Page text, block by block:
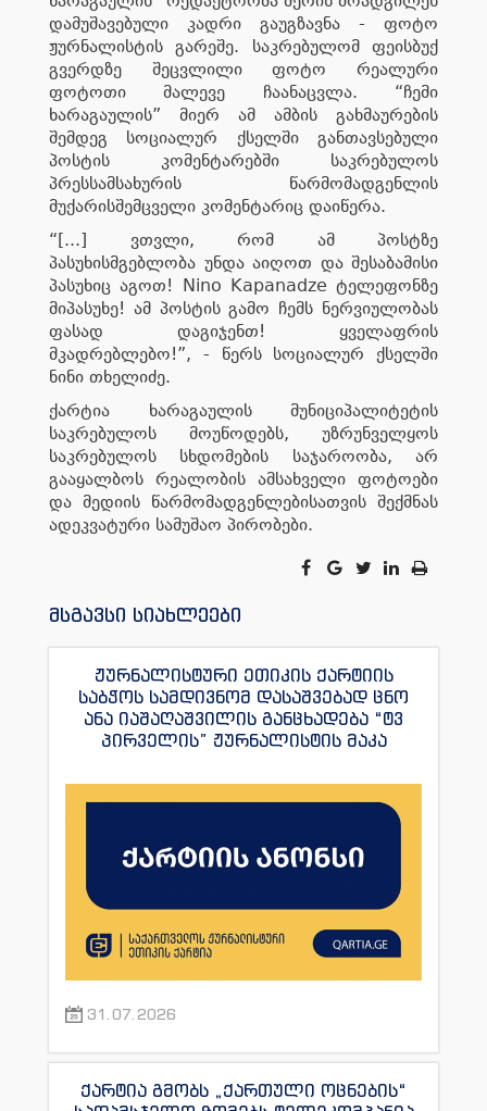
დამუშავებული კადრი გაუგზავნა - ფოტო
ჟურნალისტის გარეშე. საკრებულომ ფეისბუქ
გვერდზე შეცვლილი ფოტო რეალური
ფოტოთი მალევე ჩაანაცვლა. “ჩემი
ხარაგაულის” მიერ ამ ამბის გახმაურების
შემდეგ სოციალურ ქსელში განთავსებული
პოსტის კომენტარებში საკრებულოს
პრესსამსახურის წარმომადგენლის
მუქარისშემცველი კომენტარიც დაიწერა.
“[...] ვთვლი, რომ ამ პოსტზე
პასუხისმგებლობა უნდა აიღოთ და შესაბამისი
პასუხიც აგოთ! Nino Kapanadze ტელეფონზე
მიპასუხე! ამ პოსტის გამო ჩემს ნერვიულობას
ფასად დაგიჯენთ! ყველაფრის
მკადრებლებო!”, - წერს სოციალურ ქსელში
ნინი თხელიძე.
ქარტია ხარაგაულის მუნიციპალიტეტის
საკრებულოს მოუწოდებს, უზრუნველყოს
საკრებულოს სხდომების საჯაროობა, არ
გააყალბოს რეალობის ამსახველი ფოტოები
და მედიის წარმომადგენლებისათვის შექმნას
ადეკვატური სამუშაო პირობები.
მსგავსი სიახლეები
ჟურნალისტური ეთიკის ქარტიის
საბჭოს სამდივნომ დასაშვებად ცნო
ანა იაშაღაშვილის განცხადება “ტვ
პირველის” ჟურნალისტის მაკა
31.07.2026
ქარტია გმობს „ქართული ოცნების“